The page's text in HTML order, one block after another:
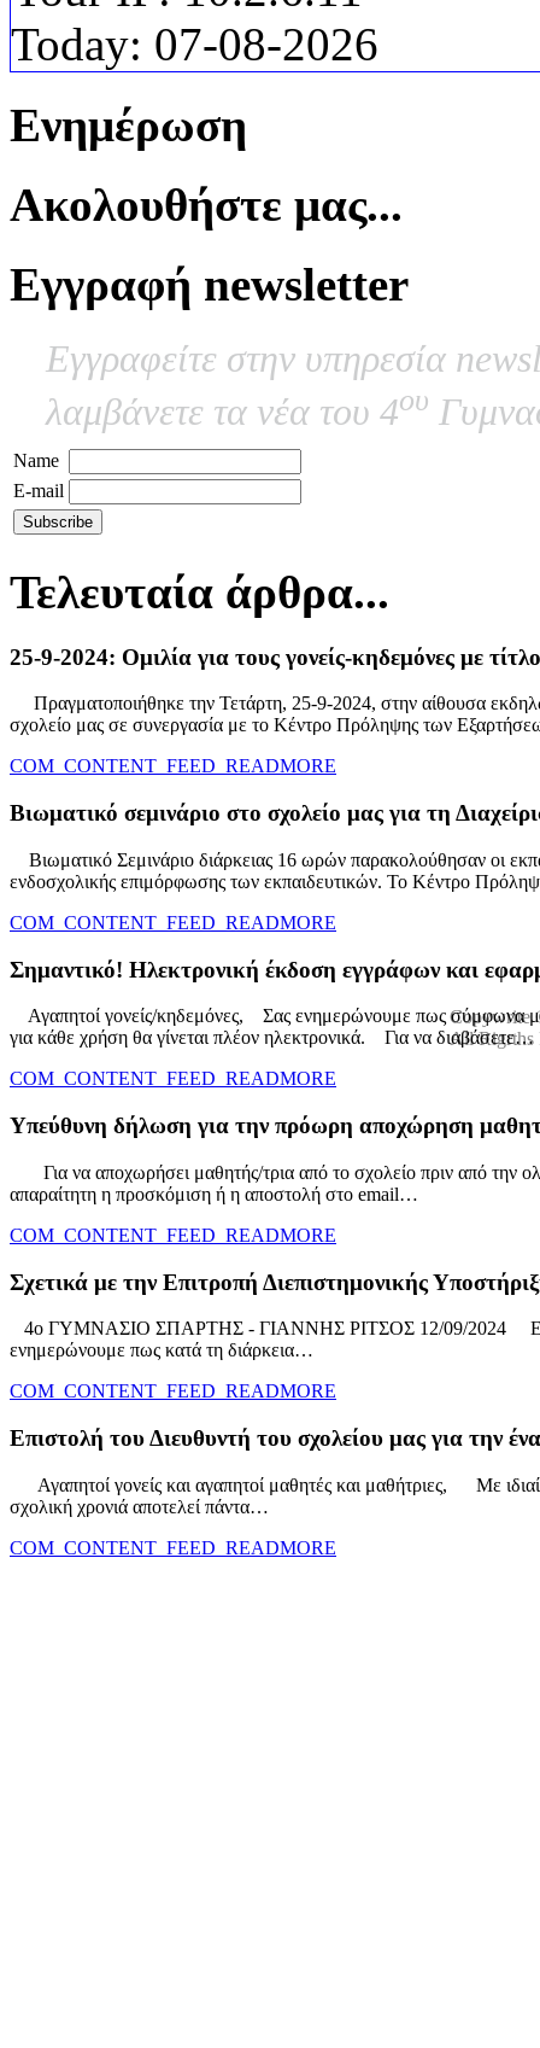
Today: 07-08-2026
Ενημέρωση
Ακολουθήστε μας...
Εγγραφή newsletter
Εγγραφείτε στην υπηρεσία
λαμβάνετε τα νέα του 4ου
Name
E-mail
Τελευταία άρθρα...
25-9-2024: Ομιλία για τους γονείς-κηδεμόνες με
Πραγματοποιήθηκε την Τετάρτη, 25-9-2024, στην αίθουσα
σχολείο μας σε συνεργασία με το Κέντρο Πρόληψης των
COM_CONTENT_FEED_READMORE
Βιωματικό σεμινάριο στο σχολείο μας για τη
Βιωματικό Σεμινάριο διάρκειας 16 ωρών παρακολούθησαν οι
ενδοσχολικής επιμόρφωσης των εκπαιδευτικών. Το Κέντρο
COM_CONTENT_FEED_READMORE
Σημαντικό! Ηλεκτρονική έκδοση εγγράφων και
Αγαπητοί γονείς/κηδεμόνες, Σας ενημερώνουμε πως σύμφωνα
για κάθε χρήση θα γίνεται πλέον ηλεκτρονικά. Για να διαβάσετε…
COM_CONTENT_FEED_READMORE
Υπεύθυνη δήλωση για την πρόωρη αποχώρηση
Για να αποχωρήσει μαθητής/τρια από το σχολείο πριν από την
απαραίτητη η προσκόμιση ή η αποστολή στο email…
COM_CONTENT_FEED_READMORE
Σχετικά με την Επιτροπή Διεπιστημονικής
4ο ΓΥΜΝΑΣΙΟ ΣΠΑΡΤΗΣ - ΓΙΑΝΝΗΣ ΡΙΤΣΟΣ 12/09/
ενημερώνουμε πως κατά τη διάρκεια…
COM_CONTENT_FEED_READMORE
Επιστολή του Διευθυντή του σχολείου μας για την
Αγαπητοί γονείς και αγαπητοί μαθητές και μαθήτριες, Με
σχολική χρονιά αποτελεί πάντα…
COM_CONTENT_FEED_READMORE
Copywrite
All Rigrths
Σχεδιασμός-υλοποίηση ιστότοπου:
Ενημέρωση ιστότοπου:ΚΟΝΔΥΛΟΠΟΥΛΟΣ ΙΩΑΝΝΗΣ -